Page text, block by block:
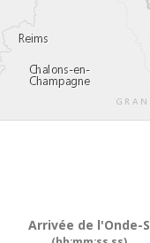
Arrivée de l'Onde-S